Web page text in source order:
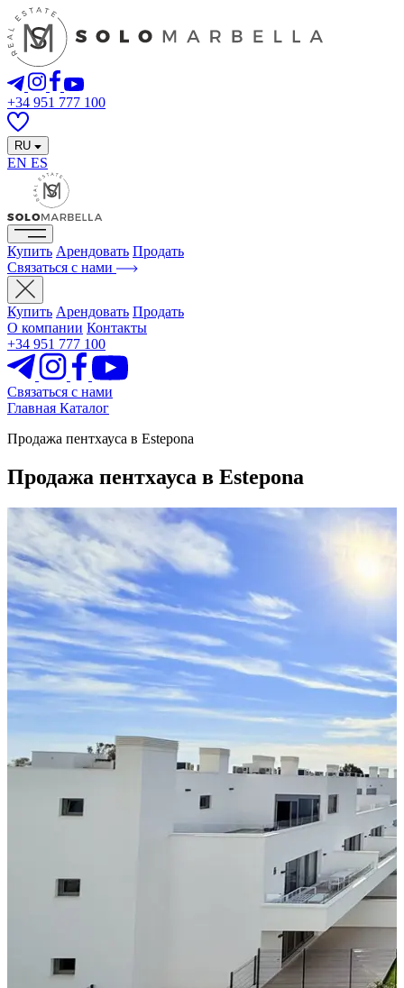
+34 951 777 100
RU
EN ES
Купить Арендовать Продать
Связаться с нами
Купить Арендовать Продать
О компании Контакты
+34 951 777 100
Связаться с нами
Главная Каталог
Продажа пентхауса в Estepona
Продажа пентхауса в Estepona